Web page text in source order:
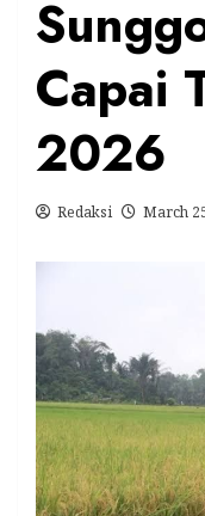
Capai
2026
Redaksi March